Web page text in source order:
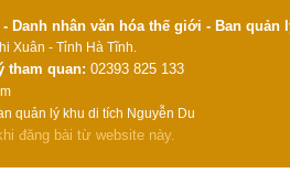
- Danh nhân văn hóa thế giới - Ban
Xuân - Tỉnh Hà Tĩnh.
tham quan: 02393 825 133
quản lý khu di tích Nguyễn Du
đăng bài từ website này.